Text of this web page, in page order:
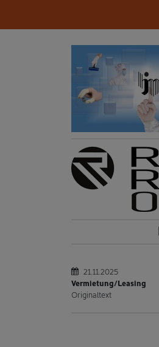
21.11.2025
Vermietung/Leasing
Originaltext